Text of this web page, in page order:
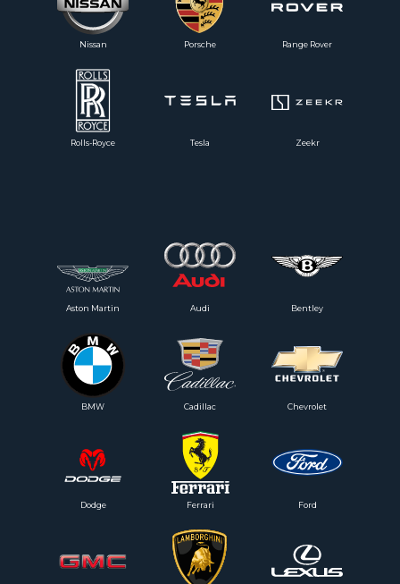
Rolls-Royce
Nissan
Tesla
Range Rover
Porsche
Zeekr
Dodge Ford
BMW
Bentley
Audi
Aston Martin
Ferrari
Chevrolet
Cadillac